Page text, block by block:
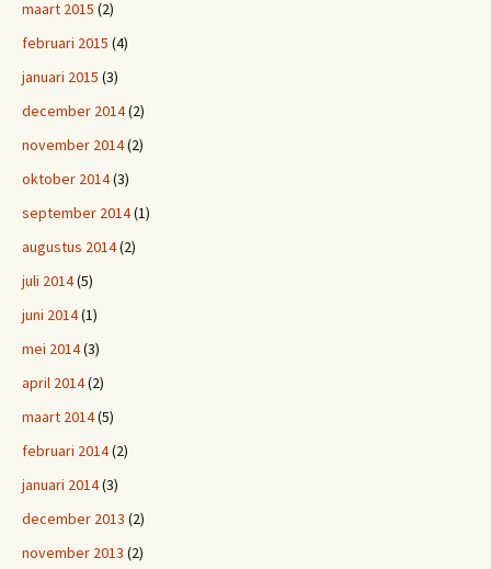
maart 2015 (2)
februari 2015 (4)
januari 2015 (3)
december 2014(2)
november 2014(2)
oktober 2014(3)
september 2014(1)
augustus 2014(2)
juli 2014(5)
juni 2014(1)
mei 2014(3)
april 2014(2)
maart 2014(5)
februari 2014(2)
januari 2014(3)
december 2013 (2)
november 2013 (2)